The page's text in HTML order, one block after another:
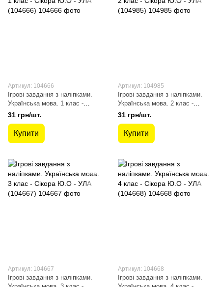
Артикул: 104666
Ігрові завдання з наліпками.
Українська мова. 1 клас -
Сікора Ю.О - УЛА (104666)
31 грн/шт.
Купити
Артикул: 104985
Ігрові завдання з наліпками.
Українська мова. 2 клас -
Сікора Ю.О - УЛА (104985)
31 грн/шт.
Купити
Артикул: 104667
Ігрові завдання з наліпками.
Артикул: 104668
Ігрові завдання з наліпками.